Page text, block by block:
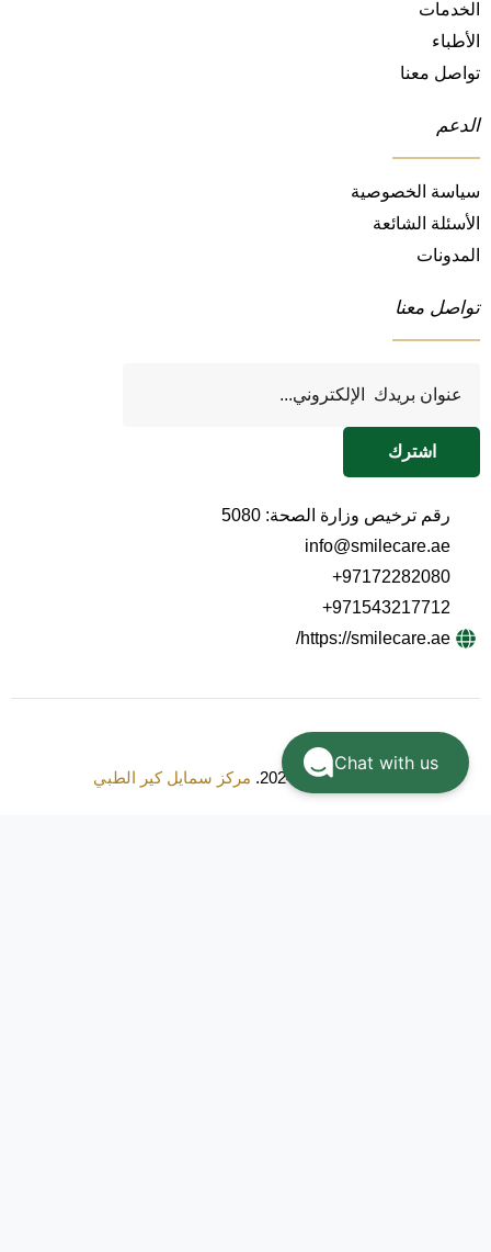
الخدمات
الأطباء
تواصل معنا
الدعم
سياسة الخصوصية
الأسئلة الشائعة
المدونات
تواصل معنا
اشترك
رقم ترخيص وزارة الصحة: 5080
info@smilecare.ae
+97172282080
+971543217712
https://smilecare.ae/
حقوق النشر © 2024. مركز سمايل كير الطبي
Chat with us